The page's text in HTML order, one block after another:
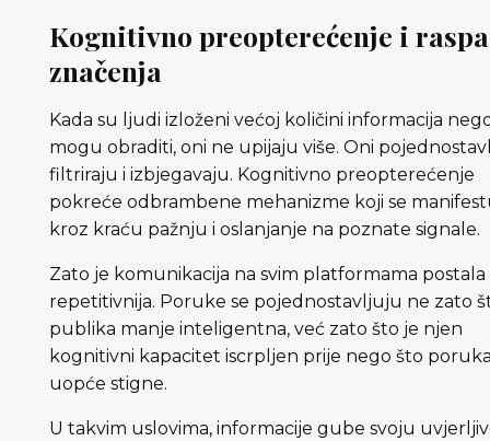
Kognitivno preopterećenje i
značenja
Kada su ljudi izloženi većoj količini informacija
mogu obraditi, oni ne upijaju više. Oni
filtriraju i izbjegavaju. Kognitivno preopterećenje
pokreće odbrambene mehanizme koji se
kroz kraću pažnju i oslanjanje na poznate signale.
Zato je komunikacija na svim platformama postala
repetitivnija. Poruke se pojednostavljuju ne zato
publika manje inteligentna, već zato što je njen
kognitivni kapacitet iscrpljen prije nego što
uopće stigne.
U takvim uslovima, informacije gube svoju